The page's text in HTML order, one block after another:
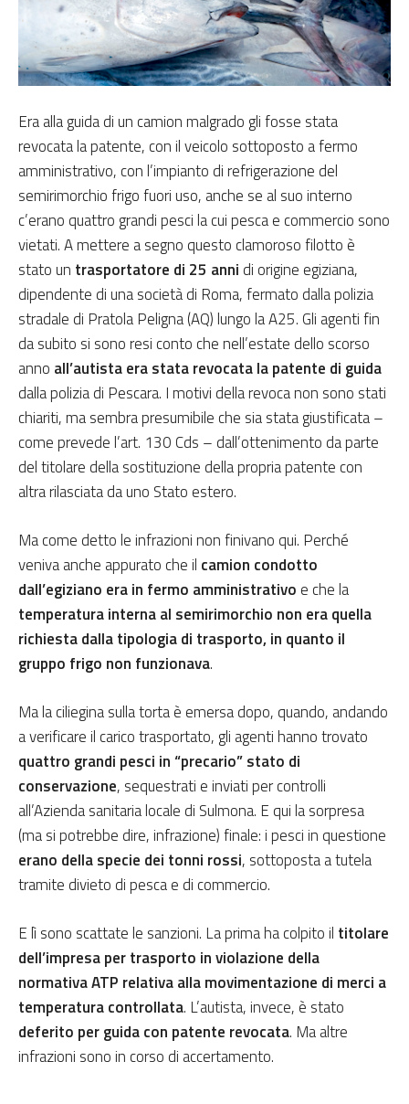
Era alla guida di un camion malgrado gli fosse stata
revocata la patente, con il veicolo sottoposto a fermo
amministrativo, con l’impianto di refrigerazione del
semirimorchio frigo fuori uso, anche se al suo interno
c’erano quattro grandi pesci la cui pesca e commercio sono
vietati. A mettere a segno questo clamoroso filotto è
stato un trasportatore di 25 anni di origine egiziana,
dipendente di una società di Roma, fermato dalla polizia
stradale di Pratola Peligna (AQ) lungo la A25. Gli agenti fin
da subito si sono resi conto che nell’estate dello scorso
anno all’autista era stata revocata la patente di guida
dalla polizia di Pescara. I motivi della revoca non sono stati
chiariti, ma sembra presumibile che sia stata giustificata –
come prevede l’art. 130 Cds – dall’ottenimento da parte
del titolare della sostituzione della propria patente con
altra rilasciata da uno Stato estero.
Ma come detto le infrazioni non finivano qui. Perché
veniva anche appurato che il camion condotto
dall’egiziano era in fermo amministrativo e che la
temperatura interna al semirimorchio non era quella
richiesta dalla tipologia di trasporto, in quanto il
gruppo frigo non funzionava.
Ma la ciliegina sulla torta è emersa dopo, quando, andando
a verificare il carico trasportato, gli agenti hanno trovato
quattro grandi pesci in “precario” stato di
conservazione, sequestrati e inviati per controlli
all’Azienda sanitaria locale di Sulmona. E qui la sorpresa
(ma si potrebbe dire, infrazione) finale: i pesci in questione
erano della specie dei tonni rossi, sottoposta a tutela
tramite divieto di pesca e di commercio.
E lì sono scattate le sanzioni. La prima ha colpito il titolare
dell’impresa per trasporto in violazione della
normativa ATP relativa alla movimentazione di merci a
temperatura controllata. L’autista, invece, è stato
deferito per guida con patente revocata. Ma altre
infrazioni sono in corso di accertamento.